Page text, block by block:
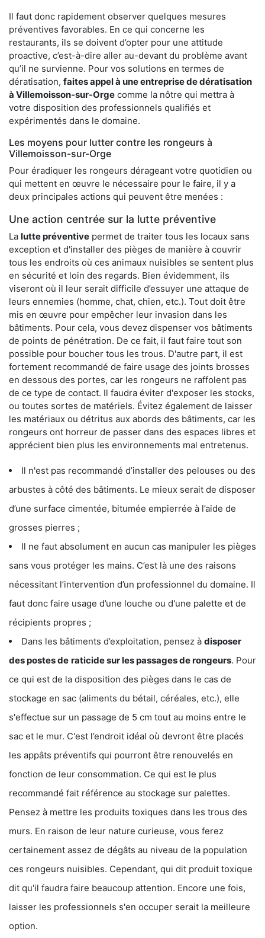
Il faut donc rapidement observer quelques mesures
préventives favorables. En ce qui concerne les
restaurants, ils se doivent d’opter pour une attitude
proactive, c’est-à-dire aller au-devant du problème avant
qu’il ne survienne. Pour vos solutions en termes de
dératisation, faites appel à une entreprise de dératisation
à Villemoisson-sur-Orge comme la nôtre qui mettra à
votre disposition des professionnels qualifiés et
expérimentés dans le domaine.
Les moyens pour lutter contre les rongeurs à
Villemoisson-sur-Orge
Pour éradiquer les rongeurs dérageant votre quotidien ou
qui mettent en œuvre le nécessaire pour le faire, il y a
deux principales actions qui peuvent être menées :
Une action centrée sur la lutte préventive
La lutte préventive permet de traiter tous les locaux sans
exception et d'installer des pièges de manière à couvrir
tous les endroits où ces animaux nuisibles se sentent plus
en sécurité et loin des regards. Bien évidemment, ils
viseront où il leur serait difficile d’essuyer une attaque de
leurs ennemies (homme, chat, chien, etc.). Tout doit être
mis en œuvre pour empêcher leur invasion dans les
bâtiments. Pour cela, vous devez dispenser vos bâtiments
de points de pénétration. De ce fait, il faut faire tout son
possible pour boucher tous les trous. D'autre part, il est
fortement recommandé de faire usage des joints brosses
en dessous des portes, car les rongeurs ne raffolent pas
de ce type de contact. Il faudra éviter d'exposer les stocks,
ou toutes sortes de matériels. Évitez également de laisser
les matériaux ou détritus aux abords des bâtiments, car les
rongeurs ont horreur de passer dans des espaces libres et
apprécient bien plus les environnements mal entretenus.
Il n'est pas recommandé d’installer des pelouses ou des
arbustes à côté des bâtiments. Le mieux serait de disposer
d’une surface cimentée, bitumée empierrée à l’aide de
grosses pierres ;
Il ne faut absolument en aucun cas manipuler les pièges
sans vous protéger les mains. C’est là une des raisons
nécessitant l’intervention d’un professionnel du domaine. Il
faut donc faire usage d’une louche ou d'une palette et de
récipients propres ;
Dans les bâtiments d’exploitation, pensez à disposer
des postes de raticide sur les passages de rongeurs. Pour
ce qui est de la disposition des pièges dans le cas de
stockage en sac (aliments du bétail, céréales, etc.), elle
s'effectue sur un passage de 5 cm tout au moins entre le
sac et le mur. C'est l’endroit idéal où devront être placés
les appâts préventifs qui pourront être renouvelés en
fonction de leur consommation. Ce qui est le plus
recommandé fait référence au stockage sur palettes.
Pensez à mettre les produits toxiques dans les trous des
murs. En raison de leur nature curieuse, vous ferez
certainement assez de dégâts au niveau de la population
ces rongeurs nuisibles. Cependant, qui dit produit toxique
dit qu'il faudra faire beaucoup attention. Encore une fois,
laisser les professionnels s'en occuper serait la meilleure
option.